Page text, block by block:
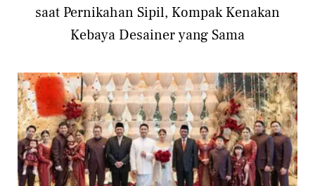
saat Pernikahan Sipil, Kompak Kenakan
Kebaya Desainer yang Sama